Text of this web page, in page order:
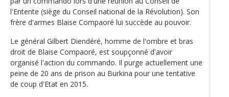
l'Entente (siège du Conseil national de la Révolution). Son
frère d'armes Blaise Compaoré lui succède au pouvoir.
Le général Gilbert Diendéré, homme de l'ombre et bras
droit de Blaise Compaoré, est soupçonné d'avoir
organisé l'action du commando. Il purge actuellement une
peine de 20 ans de prison au Burkina pour une tentative
de coup d'Etat en 2015.